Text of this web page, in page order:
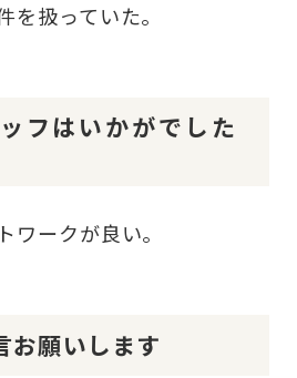
を扱っていた。
フはいかがでした
ワークが良い。
お願いします